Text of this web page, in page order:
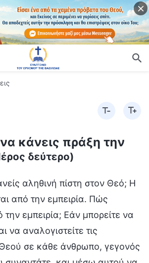
να κάνεις πράξη την
δεύτερο)
αληθινή πίστη στον Θεό; Η
από την εμπειρία. Πώς
την εμπειρία; Εάν μπορείτε να
να αναλογιστείτε τις
σε κάθε άνθρωπο, γεγονός